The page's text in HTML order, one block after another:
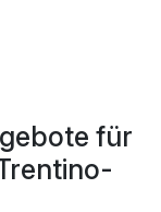
für